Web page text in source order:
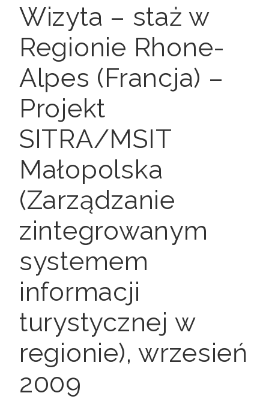
Wizyta – staż w
Regionie Rhone-
Alpes (Francja) –
Projekt
SITRA/MSIT
Małopolska
(Zarządzanie
zintegrowanym
systemem
informacji
turystycznej w
regionie), wrzesień
2009